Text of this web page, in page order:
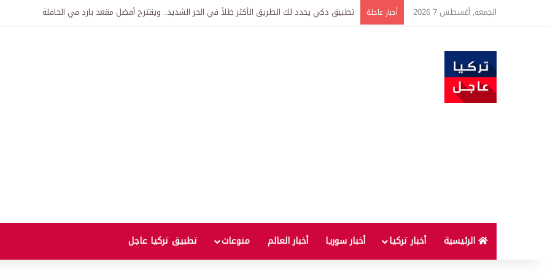
الجمعة, أغسطس 7 2026 أخبار عاجلة تركيا وسوريا توقعان اتفاقية لإنشاء “الجامعة السورية التركية” في دمشق.. منح دراسية واعتراف بالشهادات
الرئيسية أخبار تركيا أخبار سوريا أخبار العالم منوعات تطبيق تركيا عاجل